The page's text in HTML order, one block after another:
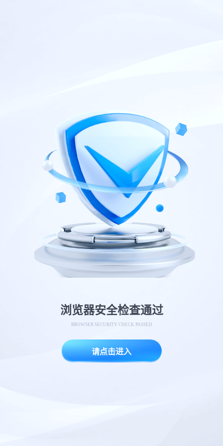
浏览器安全检查通过
BROWSER SECURITY CHECK PASSED
请点击进入